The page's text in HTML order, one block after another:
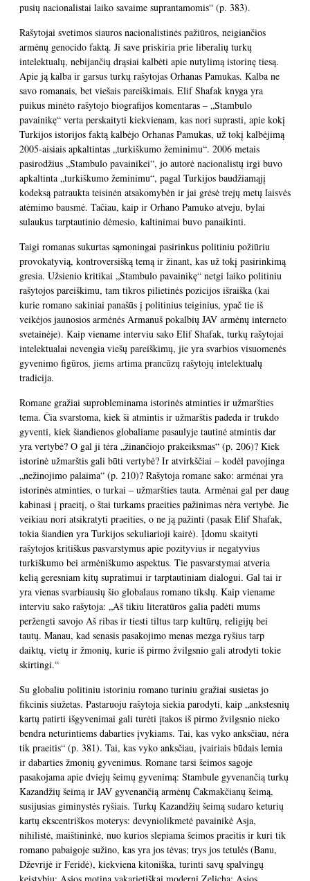
pusių nacionalistai laiko savaime suprantamomis“ (p. 383).
Rašytojai svetimos siauros nacionalistinės pažiūros, neigiančios
armėnų genocido faktą. Ji save priskiria prie liberalių turkų
intelektualų, nebijančių drąsiai kalbėti apie nutylimą istorinę tiesą.
Apie ją kalba ir garsus turkų rašytojas Orhanas Pamukas. Kalba ne
savo romanais, bet viešais pareiškimais. Elif Shafak knyga yra
puikus minėto rašytojo biografijos komentaras – „Stambulo
pavainikę“ verta perskaityti kiekvienam, kas nori suprasti, apie kokį
Turkijos istorijos faktą kalbėjo Orhanas Pamukas, už tokį kalbėjimą
2005-aisiais apkaltintas „turkiškumo žeminimu“. 2006 metais
pasirodžius „Stambulo pavainikei“, jo autorė nacionalistų irgi buvo
apkaltinta „turkiškumo žeminimu“, pagal Turkijos baudžiamąjį
kodeksą patraukta teisinėn atsakomybėn ir jai grėsė trejų metų laisvės
atėmimo bausmė. Tačiau, kaip ir Orhano Pamuko atveju, bylai
sulaukus tarptautinio dėmesio, kaltinimai buvo panaikinti.
Taigi romanas sukurtas sąmoningai pasirinkus politiniu požiūriu
provokatyvią, kontroversišką temą ir žinant, kas už tokį pasirinkimą
gresia. Užsienio kritikai „Stambulo pavainikę“ netgi laiko politiniu
rašytojos pareiškimu, tam tikros pilietinės pozicijos išraiška (kai
kurie romano sakiniai panašūs į politinius teiginius, ypač tie iš
veikėjos jaunosios armėnės Armanuš pokalbių JAV armėnų interneto
svetainėje). Kaip viename interviu sako Elif Shafak, turkų rašytojai
intelektualai nevengia viešų pareiškimų, jie yra svarbios visuomenės
gyvenimo figūros, jiems artima prancūzų rašytojų intelektualų
tradicija.
Romane gražiai suprobleminama istorinės atminties ir užmaršties
tema. Čia svarstoma, kiek ši atmintis ir užmarštis padeda ir trukdo
gyventi, kiek šiandienos globaliame pasaulyje tautinė atmintis dar
yra vertybė? O gal ji tėra „žinančiojo prakeiksmas“ (p. 206)? Kiek
istorinė užmarštis gali būti vertybė? Ir atvirkščiai – kodėl pavojinga
„nežinojimo palaima“ (p. 210)? Rašytoja romane sako: armėnai yra
istorinės atminties, o turkai – užmaršties tauta. Armėnai gal per daug
kabinasi į praeitį, o štai turkams praeities pažinimas nėra vertybė. Jie
veikiau nori atsikratyti praeities, o ne ją pažinti (pasak Elif Shafak,
tokia šiandien yra Turkijos sekuliarioji kairė). Įdomu skaityti
rašytojos kritiškus pasvarstymus apie pozityvius ir negatyvius
turkiškumo bei armėniškumo aspektus. Tie pasvarstymai atveria
kelią geresniam kitų supratimui ir tarptautiniam dialogui. Gal tai ir
yra vienas svarbiausių šio globalaus romano tikslų. Kaip viename
interviu sako rašytoja: „Aš tikiu literatūros galia padėti mums
peržengti savojo Aš ribas ir tiesti tiltus tarp kultūrų, religijų bei
tautų. Manau, kad senasis pasakojimo menas mezga ryšius tarp
daiktų, vietų ir žmonių, kurie iš pirmo žvilgsnio gali atrodyti tokie
skirtingi.“
Su globaliu politiniu istoriniu romano turiniu gražiai susietas jo
fikcinis siužetas. Pastaruoju rašytoja siekia parodyti, kaip „ankstesnių
kartų patirti išgyvenimai gali turėti įtakos iš pirmo žvilgsnio nieko
bendra neturintiems dabarties įvykiams. Tai, kas vyko anksčiau, nėra
tik praeitis“ (p. 381). Tai, kas vyko anksčiau, įvairiais būdais lemia
ir dabarties žmonių gyvenimus. Romane tarsi šeimos sagoje
pasakojama apie dviejų šeimų gyvenimą: Stambule gyvenančią turkų
Kazandžių šeimą ir JAV gyvenančią armėnų Čakmakčianų šeimą,
susijusias giminystės ryšiais. Turkų Kazandžių šeimą sudaro keturių
kartų ekscentriškos moterys: devyniolikmetė pavainikė Asja,
nihilistė, maištininkė, nuo kurios slepiama šeimos praeitis ir kuri tik
romano pabaigoje sužino, kas yra jos tėvas; trys jos tetulės (Banu,
Dževrijė ir Feridė), kiekviena kitoniška, turinti savų spalvingų